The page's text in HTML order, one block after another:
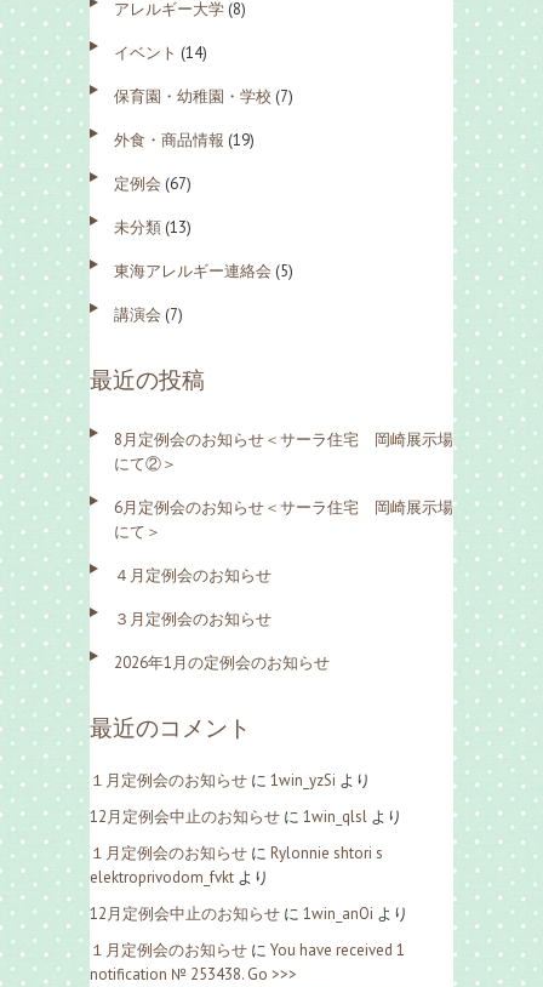
アレルギー大学 (8)
イベント (14)
保育園・幼稚園・学校 (7)
外食・商品情報 (19)
定例会 (67)
未分類 (13)
東海アレルギー連絡会 (5)
講演会 (7)
最近の投稿
8月定例会のお知らせ＜サーラ住宅 岡崎展示場
にて②＞
6月定例会のお知らせ＜サーラ住宅 岡崎展示場
にて＞
４月定例会のお知らせ
３月定例会のお知らせ
2026年1月の定例会のお知らせ
最近のコメント
１月定例会のお知らせ に 1win_yzSi より
12月定例会中止のお知らせ に 1win_qlsl より
１月定例会のお知らせ に Rylonnie shtori s
elektroprivodom_fvkt より
12月定例会中止のお知らせ に 1win_anOi より
１月定例会のお知らせ に You have received 1
notification № 253438. Go >>>